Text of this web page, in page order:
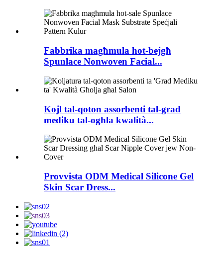
Fabbrika magħmula hot-bejgħ
Spunlace Nonwoven Facial...
Kojl tal-qoton assorbenti tal-grad
mediku tal-ogħla kwalità...
Provvista ODM Medical Silicone Gel
Skin Scar Dress...